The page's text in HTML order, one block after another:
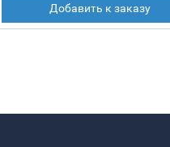
Добавить к заказу